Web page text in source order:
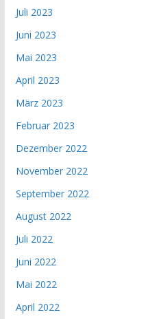
Juli 2023
Juni 2023
Mai 2023
April 2023
März 2023
Februar 2023
Dezember 2022
November 2022
September 2022
August 2022
Juli 2022
Juni 2022
Mai 2022
April 2022